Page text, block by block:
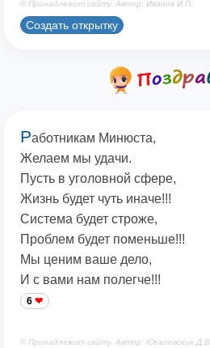
© Принадлежит сайту. Автор: Иванов И.П.
Создать открытку
Работникам Минюста,
Желаем мы удачи.
Пусть в уголовной сфере,
Жизнь будет чуть иначе!!!
Система будет строже,
Проблем будет поменьше!!!
Мы ценим ваше дело,
И с вами нам полегче!!!
6
© Принадлежит сайту. Автор: Юкалевских Д.В.